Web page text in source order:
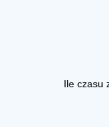
Ile czasu